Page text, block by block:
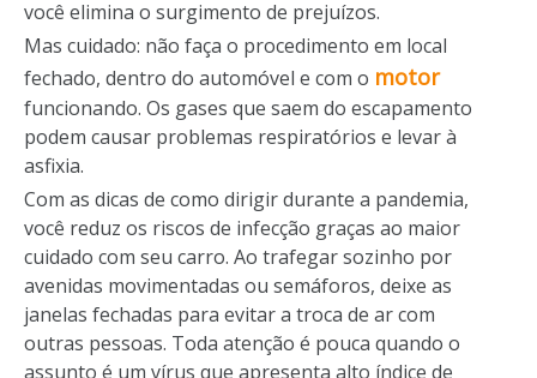
você elimina o surgimento de prejuízos.
Mas cuidado: não faça o procedimento em local
fechado, dentro do automóvel e com o motor
funcionando. Os gases que saem do escapamento
podem causar problemas respiratórios e levar à
asfixia.
Com as dicas de como dirigir durante a pandemia,
você reduz os riscos de infecção graças ao maior
cuidado com seu carro. Ao trafegar sozinho por
avenidas movimentadas ou semáforos, deixe as
janelas fechadas para evitar a troca de ar com
outras pessoas. Toda atenção é pouca quando o
assunto é um vírus que apresenta alto índice de